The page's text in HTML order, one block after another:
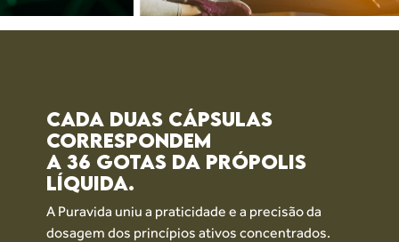
CADA DUAS CÁPSULAS
CORRESPONDEM
A 36 GOTAS DA PRÓPOLIS
LÍQUIDA.
A Puravida uniu a praticidade e a precisãoda
dosagem dos princípios ativos concentrados.